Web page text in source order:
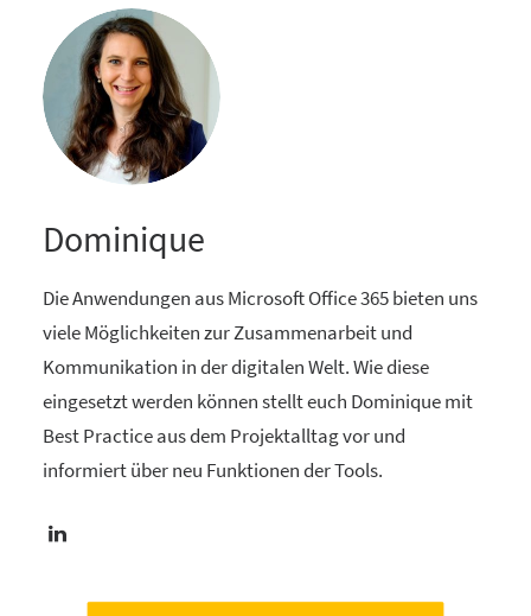
Dominique
Die Anwendungen aus Microsoft Office 365 bieten uns
viele Möglichkeiten zur Zusammenarbeit und
Kommunikation in der digitalen Welt. Wie diese
eingesetzt werden können stellt euch Dominique mit
Best Practice aus dem Projektalltag vor und
informiert über neu Funktionen der Tools.